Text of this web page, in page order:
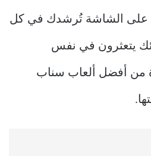
على الشاشة تُرشدك في كل
يتعثرون في نفس
من أفضل ألعاب سناب